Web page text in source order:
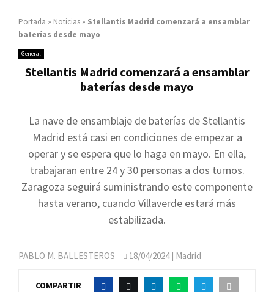
Portada » Noticias » Stellantis Madrid comenzará a ensamblar
baterías desde mayo
General
Stellantis Madrid comenzará a ensamblar
baterías desde mayo
La nave de ensamblaje de baterías de Stellantis
Madrid está casi en condiciones de empezar a
operar y se espera que lo haga en mayo. En ella,
trabajaran entre 24 y 30 personas a dos turnos.
Zaragoza seguirá suministrando este componente
hasta verano, cuando Villaverde estará más
estabilizada.
PABLO M. BALLESTEROS 18/04/2024| Madrid
COMPARTIR